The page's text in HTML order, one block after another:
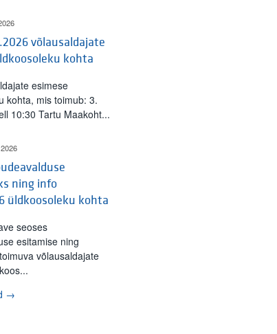
võlausaldajate
kohta
esimese
kohta, mis toimub: 3.
10:30 Tartu Maakoht...
ning info
üldkoosoleku kohta
seoses
esitamise ning
võlausaldajate
→